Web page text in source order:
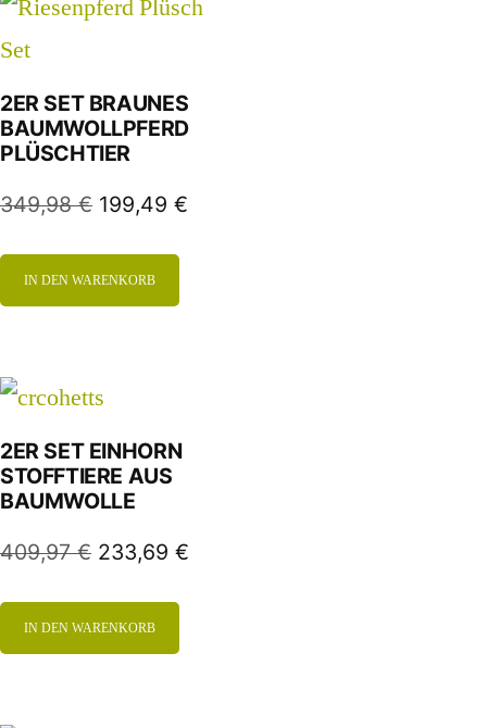
2ER SET BRAUNES
BAUMWOLLPFERD
PLÜSCHTIER
349,98€ 199,49 €
IN DEN WARENKORB
2ER SET EINHORN
STOFFTIERE AUS
BAUMWOLLE
409,97€ 233,69 €
IN DEN WARENKORB